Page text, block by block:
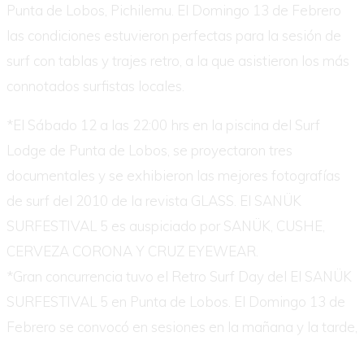
Punta de Lobos, Pichilemu. El Domingo 13 de Febrero
las condiciones estuvieron perfectas para la sesión de
surf con tablas y trajes retro, a la que asistieron los más
connotados surfistas locales.
*El Sábado 12 a las 22:00 hrs en la piscina del Surf
Lodge de Punta de Lobos, se proyectaron tres
documentales y se exhibieron las mejores fotografías
de surf del 2010 de la revista GLASS. El SANÜK
SURFESTIVAL 5 es auspiciado por SANÜK, CUSHE,
CERVEZA CORONA Y CRUZ EYEWEAR.
*Gran concurrencia tuvo el Retro Surf Day del El SANÜK
SURFESTIVAL 5 en Punta de Lobos. El Domingo 13 de
Febrero se convocó en sesiones en la mañana y la tarde,